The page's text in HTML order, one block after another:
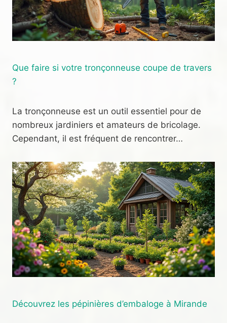
Que faire si votre tronçonneuse coupe de travers
?
La tronçonneuse est un outil essentiel pour de
nombreux jardiniers et amateurs de bricolage.
Cependant, il est fréquent de rencontrer…
Découvrez les pépinières d’embaloge à Mirande